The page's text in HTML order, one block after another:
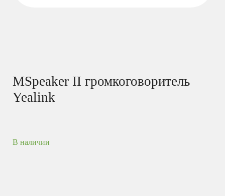
MSpeaker II громкоговоритель
Yealink
В наличии